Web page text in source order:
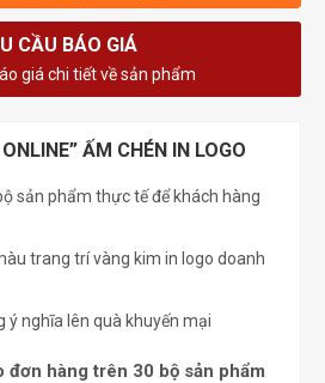
CẦU BÁO GIÁ
giá chi tiết về sản phẩm
ẤM CHÉN IN LOGO
sản phẩm thực tế để khách hàng
trang trí vàng kim in logo doanh
ý nghĩa lên quà khuyến mại
đơn hàng trên 30 bộ sản phẩm